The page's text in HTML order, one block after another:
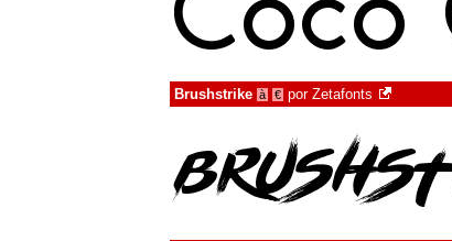
Brushstrike à € por Zetafonts